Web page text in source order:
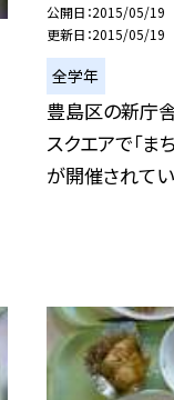
公開日 2015/05/19
更新日 2015/05/19
全学年
豊島区の新庁
スクエアで「ま
が開催されて